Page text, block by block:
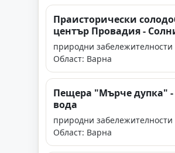
Праисторически
център Провадия -
природни забележителности
Област: Варна
Пещера "Мърче дупка" -
вода
природни
Област: Варна